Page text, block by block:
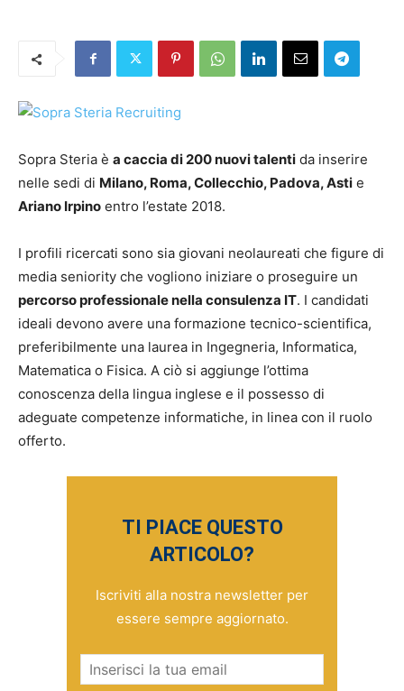
Sopra Steria è a caccia di 200 nuovi talenti da inserire
nelle sedi di Milano, Roma, Collecchio, Padova, Asti e
Ariano Irpino entro l’estate 2018.
I profili ricercati sono sia giovani neolaureati che figure di
media seniority che vogliono iniziare o proseguire un
percorso professionale nella consulenza IT. I candidati
ideali devono avere una formazione tecnico-scientifica,
preferibilmente una laurea in Ingegneria, Informatica,
Matematica o Fisica. A ciò si aggiunge l’ottima
conoscenza della lingua inglese e il possesso di
adeguate competenze informatiche, in linea con il ruolo
offerto.
TI PIACE QUESTO
ARTICOLO?
Iscriviti alla nostra newsletter per
essere sempre aggiornato.